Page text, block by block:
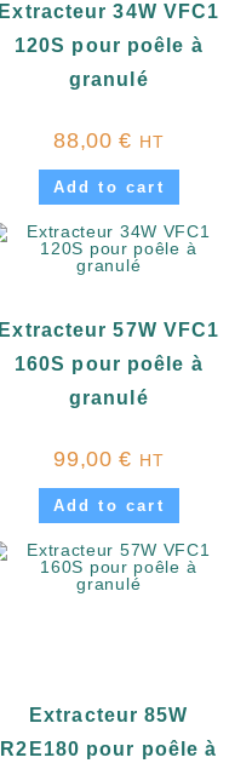
Extracteur 34W VFC1
120S pour poêle à
granulé
88,00€ HT
Add to cart
Extracteur 57W VFC1
160S pour poêle à
granulé
99,00€ HT
Add to cart
Extracteur 85W
R2E180 pour poêle à